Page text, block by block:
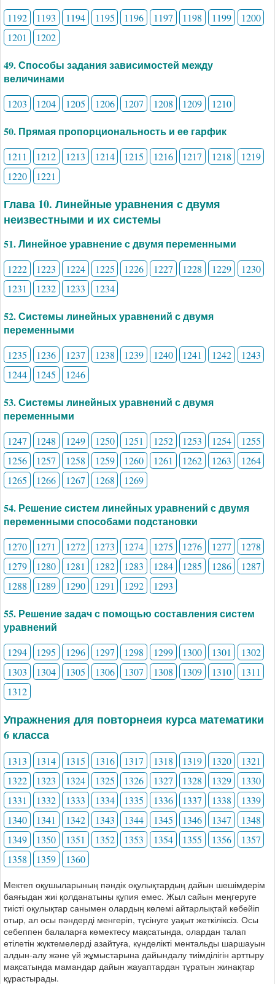
1192 1193 1194 1195 1196 1197 1198 1199
1200
1201
1202
49. Способы задания зависимостей между
величинами
1203 1204 1205 1206 1207 1208 1209 1210
50. Прямая пропорциональность и ее гарфик
1211 1212 1213 1214 1215 1216 1217 1218
1219
1220
1221
Глава 10. Линейные уравнения с двумя
неизвестными и их системы
51. Линейное уравнение с двумя переменными
1222 1223 1224 1225 1226 1227 1228 1229
1230
1231
1232 1233 1234
52. Системы линейных уравнений с двумя
переменными
1235 1236 1237 1238 1239 1240 1241 1242
1243
1244
1245 1246
53. Системы линейных уравнений с двумя
переменными
1247 1248 1249 1250 1251 1252 1253 1254
1255
1256
1257 1258 1259 1260 1261 1262 1263
1264
1265
1266 1267 1268 1269
54. Решение систем линейных уравнений с двумя
переменными способами подстановки
1270 1271 1272 1273 1274 1275 1276 1277
1278
1279
1280 1281 1282 1283 1284 1285 1286
1287
1288
1289 1290 1291 1292 1293
55. Решение задач с помощью составления систем
уравнений
1294 1295 1296 1297 1298 1299 1300 1301
1302
1303
1304 1305 1306 1307 1308 1309 1310
1311
1312
Упражнения для повторнеия курса математики
6 класса
1313 1314 1315 1316 1317 1318 1319 1320
1321
1322
1323 1324 1325 1326 1327 1328 1329
1330
1331
1332 1333 1334 1335 1336 1337 1338
1339
1340
1341 1342 1343 1344 1345 1346 1347
1348
1349
1350 1351 1352 1353 1354 1355 1356
1357
1358
1359 1360
Мектеп оқушыларының пәндік оқулықтардың дайын шешімдерім
баяғыдан жиі қолданатыны құпия емес. Жыл сайын меңгеруге
тиісті оқулықтар санымен олардың көлемі айтарлықтай көбейіп
отыр, ал осы пәндерді менгеріп, түсінуге уақыт жеткіліксіз. Осы
себеппен балаларға көмектесу мақсатында, олардан талап
етілетін жүктемелерді азайтуға, күнделікті ментальды шаршауын
алдын-алу және үй жұмыстарына дайындалу тиімділігін арттыру
мақсатында мамандар дайын жауаптардан тұратын жинақтар
құрастырады.